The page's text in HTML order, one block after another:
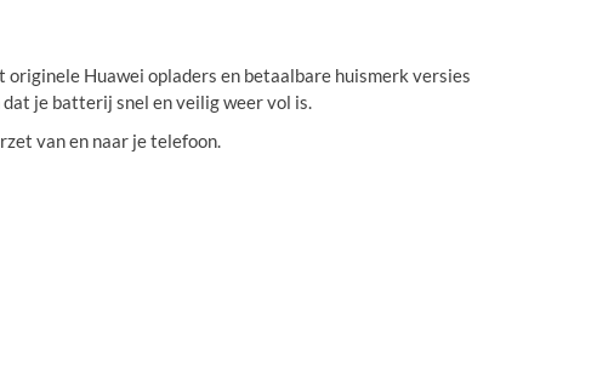
Huawei opladers en betaalbare huismerk versies
je batterij snel en veilig weer vol is.
van en naar je telefoon.